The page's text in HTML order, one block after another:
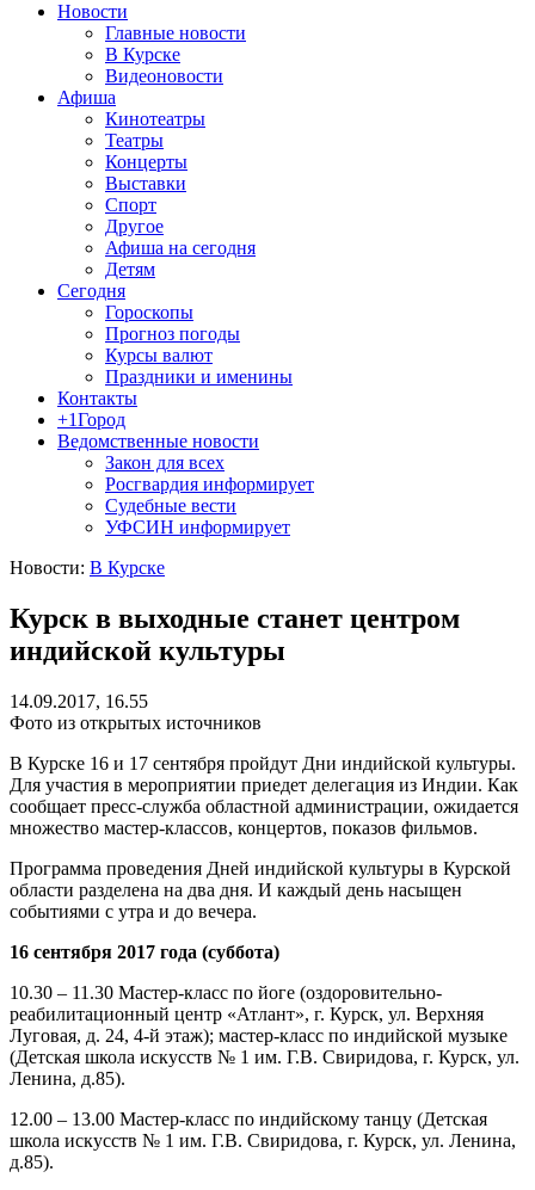
Новости
Главные новости
В Курске
Видеоновости
Афиша
Кинотеатры
Театры
Концерты
Выставки
Спорт
Другое
Афиша на сегодня
Детям
Сегодня
Гороскопы
Прогноз погоды
Курсы валют
Праздники и именины
Контакты
+1Город
Ведомственные новости
Закон для всех
Росгвардия информирует
Судебные вести
УФСИН информирует
Новости: В Курске
Курск в выходные станет центром
индийской культуры
14.09.2017, 16.55
Фото из открытых источников
В Курске 16 и 17 сентября пройдут Дни индийской культуры.
Для участия в мероприятии приедет делегация из Индии. Как
сообщает пресс-служба областной администрации, ожидается
множество мастер-классов, концертов, показов фильмов.
Программа проведения Дней индийской культуры в Курской
области разделена на два дня. И каждый день насыщен
событиями с утра и до вечера.
16 сентября 2017 года (суббота)
10.30 – 11.30 Мастер-класс по йоге (оздоровительно-
реабилитационный центр «Атлант», г. Курск, ул. Верхняя
Луговая, д. 24, 4-й этаж); мастер-класс по индийской музыке
(Детская школа искусств № 1 им. Г.В. Свиридова, г. Курск, ул.
Ленина, д.85).
12.00 – 13.00 Мастер-класс по индийскому танцу (Детская
школа искусств № 1 им. Г.В. Свиридова, г. Курск, ул. Ленина,
д.85).